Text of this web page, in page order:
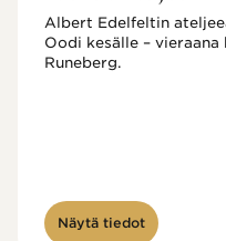
Albert Edelfeltin
Oodi kesälle –
Näytä tiedot